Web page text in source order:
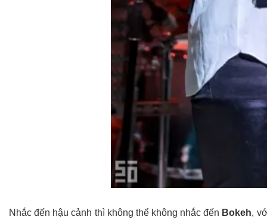
Nhắc đến hậu cảnh thì không thể không nhắc đến Bokeh,